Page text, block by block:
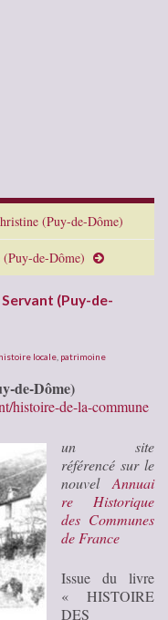
(Puy-de-Dôme)
de-Dôme)
(Puy-de-
histoire locale patrimoine
de-Dôme)
histoire-de-la-commune
un site
référencé sur le
nouvel Annuai
re Historique
des Communes
de France
Issue du livre
« HISTOIRE
DES